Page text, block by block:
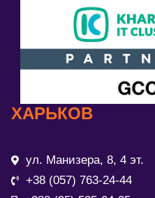
ХАРЬКОВ
ул. Манизера, 8, 4 эт.
+38 (057) 763-24-44